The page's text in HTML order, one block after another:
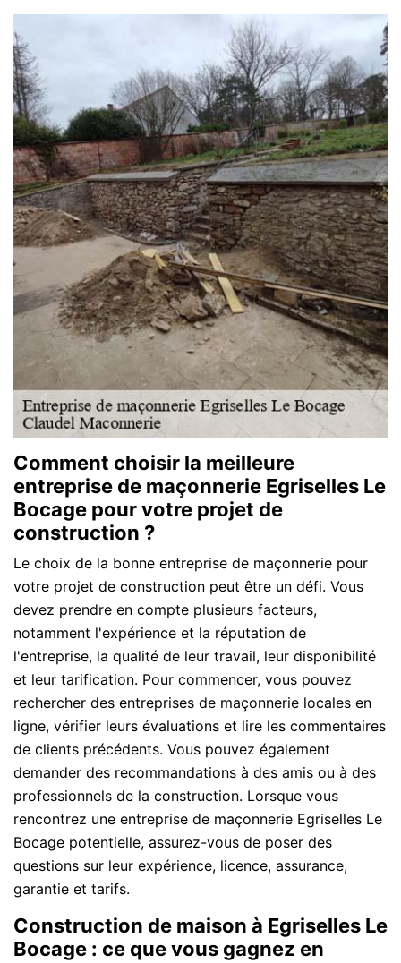
Comment choisir la meilleure
entreprise de maçonnerie Egriselles Le
Bocage pour votre projet de
construction ?
Le choix de la bonne entreprise de maçonnerie pour
votre projet de construction peut être un défi. Vous
devez prendre en compte plusieurs facteurs,
notamment l'expérience et la réputation de
l'entreprise, la qualité de leur travail, leur disponibilité
et leur tarification. Pour commencer, vous pouvez
rechercher des entreprises de maçonnerie locales en
ligne, vérifier leurs évaluations et lire les commentaires
de clients précédents. Vous pouvez également
demander des recommandations à des amis ou à des
professionnels de la construction. Lorsque vous
rencontrez une entreprise de maçonnerie Egriselles Le
Bocage potentielle, assurez-vous de poser des
questions sur leur expérience, licence, assurance,
garantie et tarifs.
Construction de maison à Egriselles Le
Bocage : ce que vous gagnez en